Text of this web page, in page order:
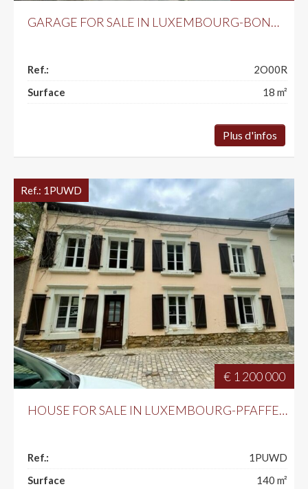
GARAGE FOR SALE IN LUXEMBOURG-BONNEVOIE
Ref.:
2O00R
Surface
18 m²
Plus d'infos
€ 1 200 000
Ref.: 1PUWD
HOUSE FOR SALE IN LUXEMBOURG-PFAFFENTHAL
Ref.:
1PUWD
Surface
140 m²